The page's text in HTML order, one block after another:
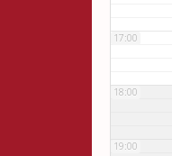
17:00
18:00
19:00